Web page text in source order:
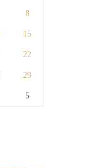
8
15
22
29
5